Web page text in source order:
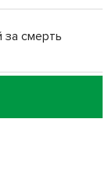
смерть
селе лошади